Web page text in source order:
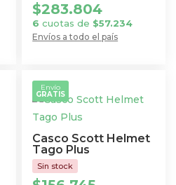
Envíos a todo el país
$283.804
6 cuotas de $57.234
tiene
múltiples
variantes.
Las
opciones
se
Casco Scott Helmet
Tago Plus
Envío
GRATIS